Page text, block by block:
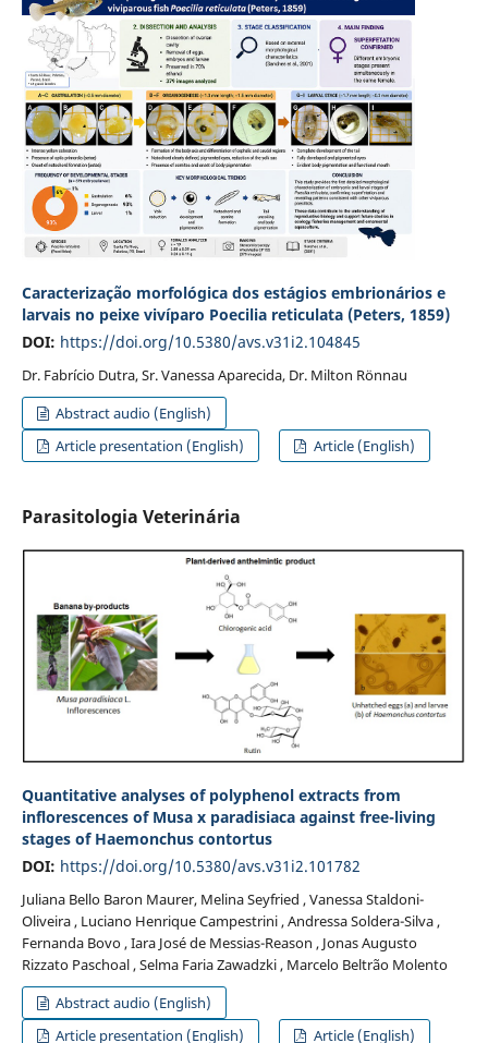
Caracterização morfológica dos estágios embrionários e
larvais no peixe vivíparo Poecilia reticulata (Peters, 1859)
DOI: https://doi.org/10.5380/avs.v31i2.104845
Dr. Fabrício Dutra, Sr. Vanessa Aparecida, Dr. Milton Rönnau
Abstract audio (English)
Article presentation (English)
Article (English)
Parasitologia Veterinária
Quantitative analyses of polyphenol extracts from
inflorescences of Musa x paradisiaca against free-living
stages of Haemonchus contortus
DOI: https://doi.org/10.5380/avs.v31i2.101782
Juliana Bello Baron Maurer, Melina Seyfried , Vanessa Staldoni-
Oliveira , Luciano Henrique Campestrini , Andressa Soldera-Silva ,
Fernanda Bovo , Iara José de Messias-Reason , Jonas Augusto
Rizzato Paschoal , Selma Faria Zawadzki , Marcelo Beltrão Molento
Abstract audio (English)
Article presentation (English)
Article (English)